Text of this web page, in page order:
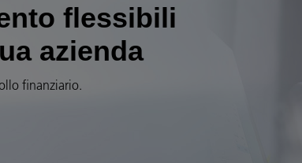
flessibili
azienda
finanziario.